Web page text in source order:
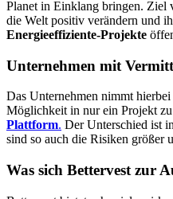
Planet in Einklang bringen. Ziel
die Welt positiv verändern und
Energieeffiziente-Projekte
Unternehmen mit
Das Unternehmen nimmt
Möglichkeit in nur ein Projekt
Plattform. Der Unterschied ist
sind so auch die Risiken größer
Was sich Bettervest zur